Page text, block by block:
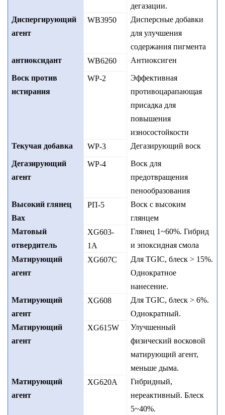
дегазации.
Диспергирующий
агент
WB3950
Дисперсные добавки
для улучшения
содержания пигмента
антиоксидант
WB6260 Aнтиоксиген
Воск против
истирания
WP-2
Эффективная
противоцарапающая
присадка для
повышения
износостойкости
Текучая добавка
WP-3 Дегазирующий воск
Дегазирующий
агент
WP-4
Воск для
предотвращения
пенообразования
Высокий глянец
Ваx
РП-5
Воск с высоким
глянцем
Матовый
отвердитель
XG603-
1A
Глянец 1~60%. Гибрид
и эпоксидная смола
Матирующий
агент
XG607C
Для TGIC, блеск > 15%.
Однократное
нанесение.
Матирующий
агент
XG608
Для TGIC, блеск > 6%.
Однократный.
Матирующий
агент
XG615W
Улучшенный
физический восковой
матирующий агент,
меньше дыма.
Матирующий
агент
XG620A
Гибридный,
нереактивный. Блеск
5~40%.